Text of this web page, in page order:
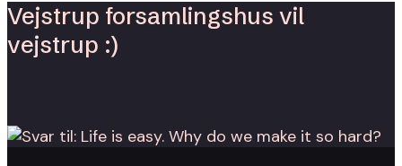
Vejstrup forsamlingshus vil
vejstrup :)